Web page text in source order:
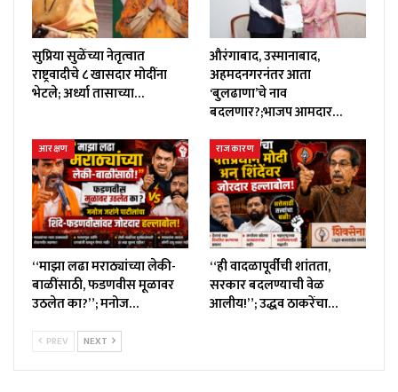
सुप्रिया सुळेंच्या नेतृत्वात
राष्ट्रवादीचे ८ खासदार मोदींना
भेटले; अर्ध्या तासाच्या…
औरंगाबाद, उस्मानाबाद,
अहमदनगरनंतर आता
‘बुलढाणा’चे नाव
बदलणार?;भाजप आमदार…
आरक्षण
“माझा लढा मराठ्यांच्या लेकी-
बाळींसाठी, फडणवीस मूळावर
उठलेत का?”; मनोज…
राजकारण
“ही वादळापूर्वीची शांतता,
सरकार बदलण्याची वेळ
आलीय!”; उद्धव ठाकरेंचा…
PREV NEXT